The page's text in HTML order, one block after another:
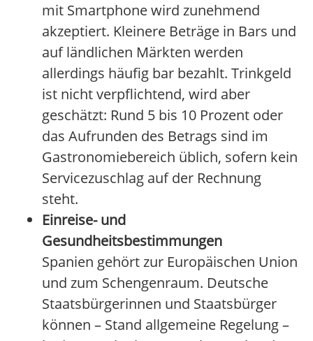
mit Smartphone wird zunehmend
akzeptiert. Kleinere Beträge in Bars und
auf ländlichen Märkten werden
allerdings häufig bar bezahlt. Trinkgeld
ist nicht verpflichtend, wird aber
geschätzt: Rund 5 bis 10 Prozent oder
das Aufrunden des Betrags sind im
Gastronomiebereich üblich, sofern kein
Servicezuschlag auf der Rechnung
steht.
Einreise- und
Gesundheitsbestimmungen
Spanien gehört zur Europäischen Union
und zum Schengenraum. Deutsche
Staatsbürgerinnen und Staatsbürger
können – Stand allgemeine Regelung –